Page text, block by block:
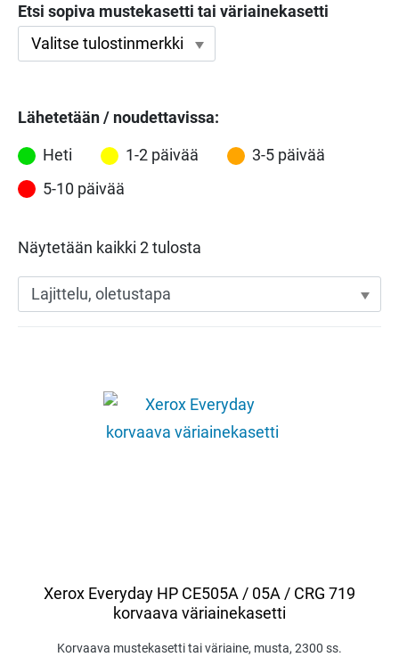
Etsi sopiva mustekasetti tai väriainekasetti
Lähetetään / noudettavissa:
Heti 1-2 päivää
3-5 päivää
5-10 päivää
Näytetään kaikki 2 tulosta
Xerox Everyday HP CE505A / 05A / CRG 719
korvaava väriainekasetti
Korvaava mustekasetti tai väriaine, musta, 2300 ss.